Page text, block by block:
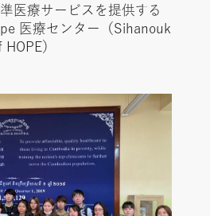
医療サービスを提供する
医療センター（Sihanouk
）